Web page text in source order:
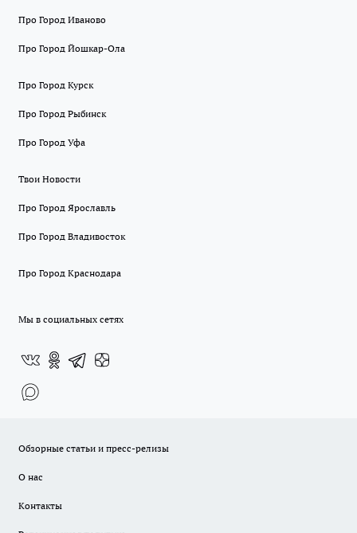
Про Город Иваново
Про Город Йошкар-Ола
Про Город Курск
Про Город Рыбинск
Про Город Уфа
Твои Новости
Про Город Ярославль
Про Город Владивосток
Про Город Краснодара
Мы в социальных сетях
Обзорные статьи и пресс-релизы
О нас
Контакты